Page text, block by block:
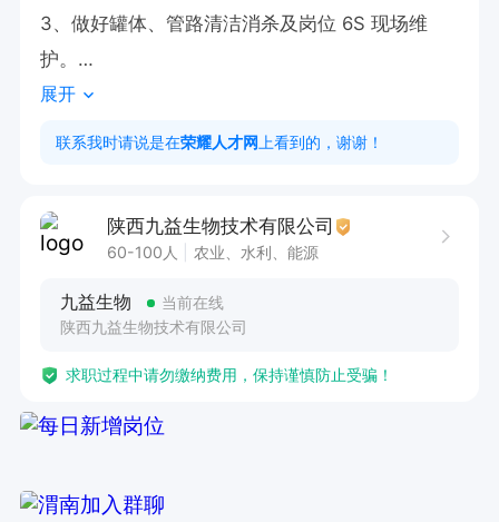
3、做好罐体、管路清洁消杀及岗位 6S 现场维
护。
任职要求：
1、大专学历，生物工程、发酵、生物技术等相关
3、工作责任心强，严格遵守操作规程，服从车间
4、有无发酵实操经验均可，有罐区灭菌、投料操
展开
联系我时请说是在荣耀人才网 上看到的，谢谢！
陕西九益生物技术有限公司
60-100人 农业、水利、能源
九益生物
当前在线
陕西九益生物技术有限公司
求职过程中请勿缴纳费用，保持谨慎防止受骗！